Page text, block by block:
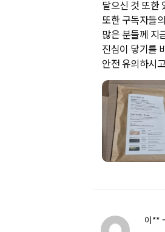
달으신 것 또한
또한 구독자들
많은 분들께 지
진심이 닿기를
안전 유의하시
이**